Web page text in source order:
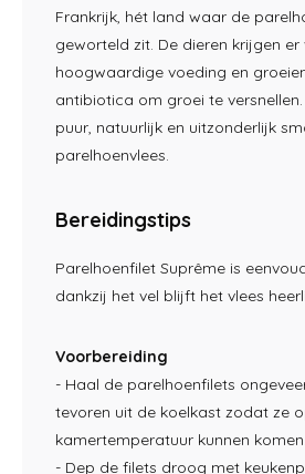
Frankrijk, hét land waar de
geworteld zit. De dieren krijgen
hoogwaardige voeding en
antibiotica om groei te
puur, natuurlijk en uitzonderlijk
parelhoenvlees.
Bereidingstips
Parelhoenfilet Suprême is
dankzij het vel blijft het vlees
Voorbereiding
- Haal de parelhoenfilets
tevoren uit de koelkast zodat ze
kamertemperatuur kunnen komen.
- Dep de filets droog met